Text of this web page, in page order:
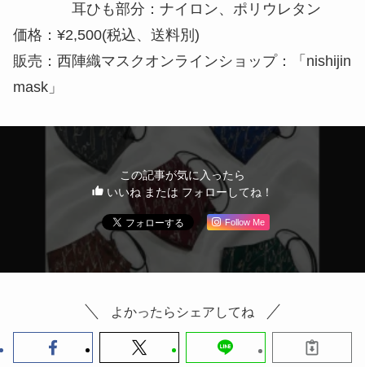
耳ひも部分：ナイロン、ポリウレタン
価格：¥2,500(税込、送料別)
販売：西陣織マスクオンラインショップ：「nishijin
mask」
この記事が気に入ったら
いいね または フォローしてね！
Follow Me
よかったらシェアしてね